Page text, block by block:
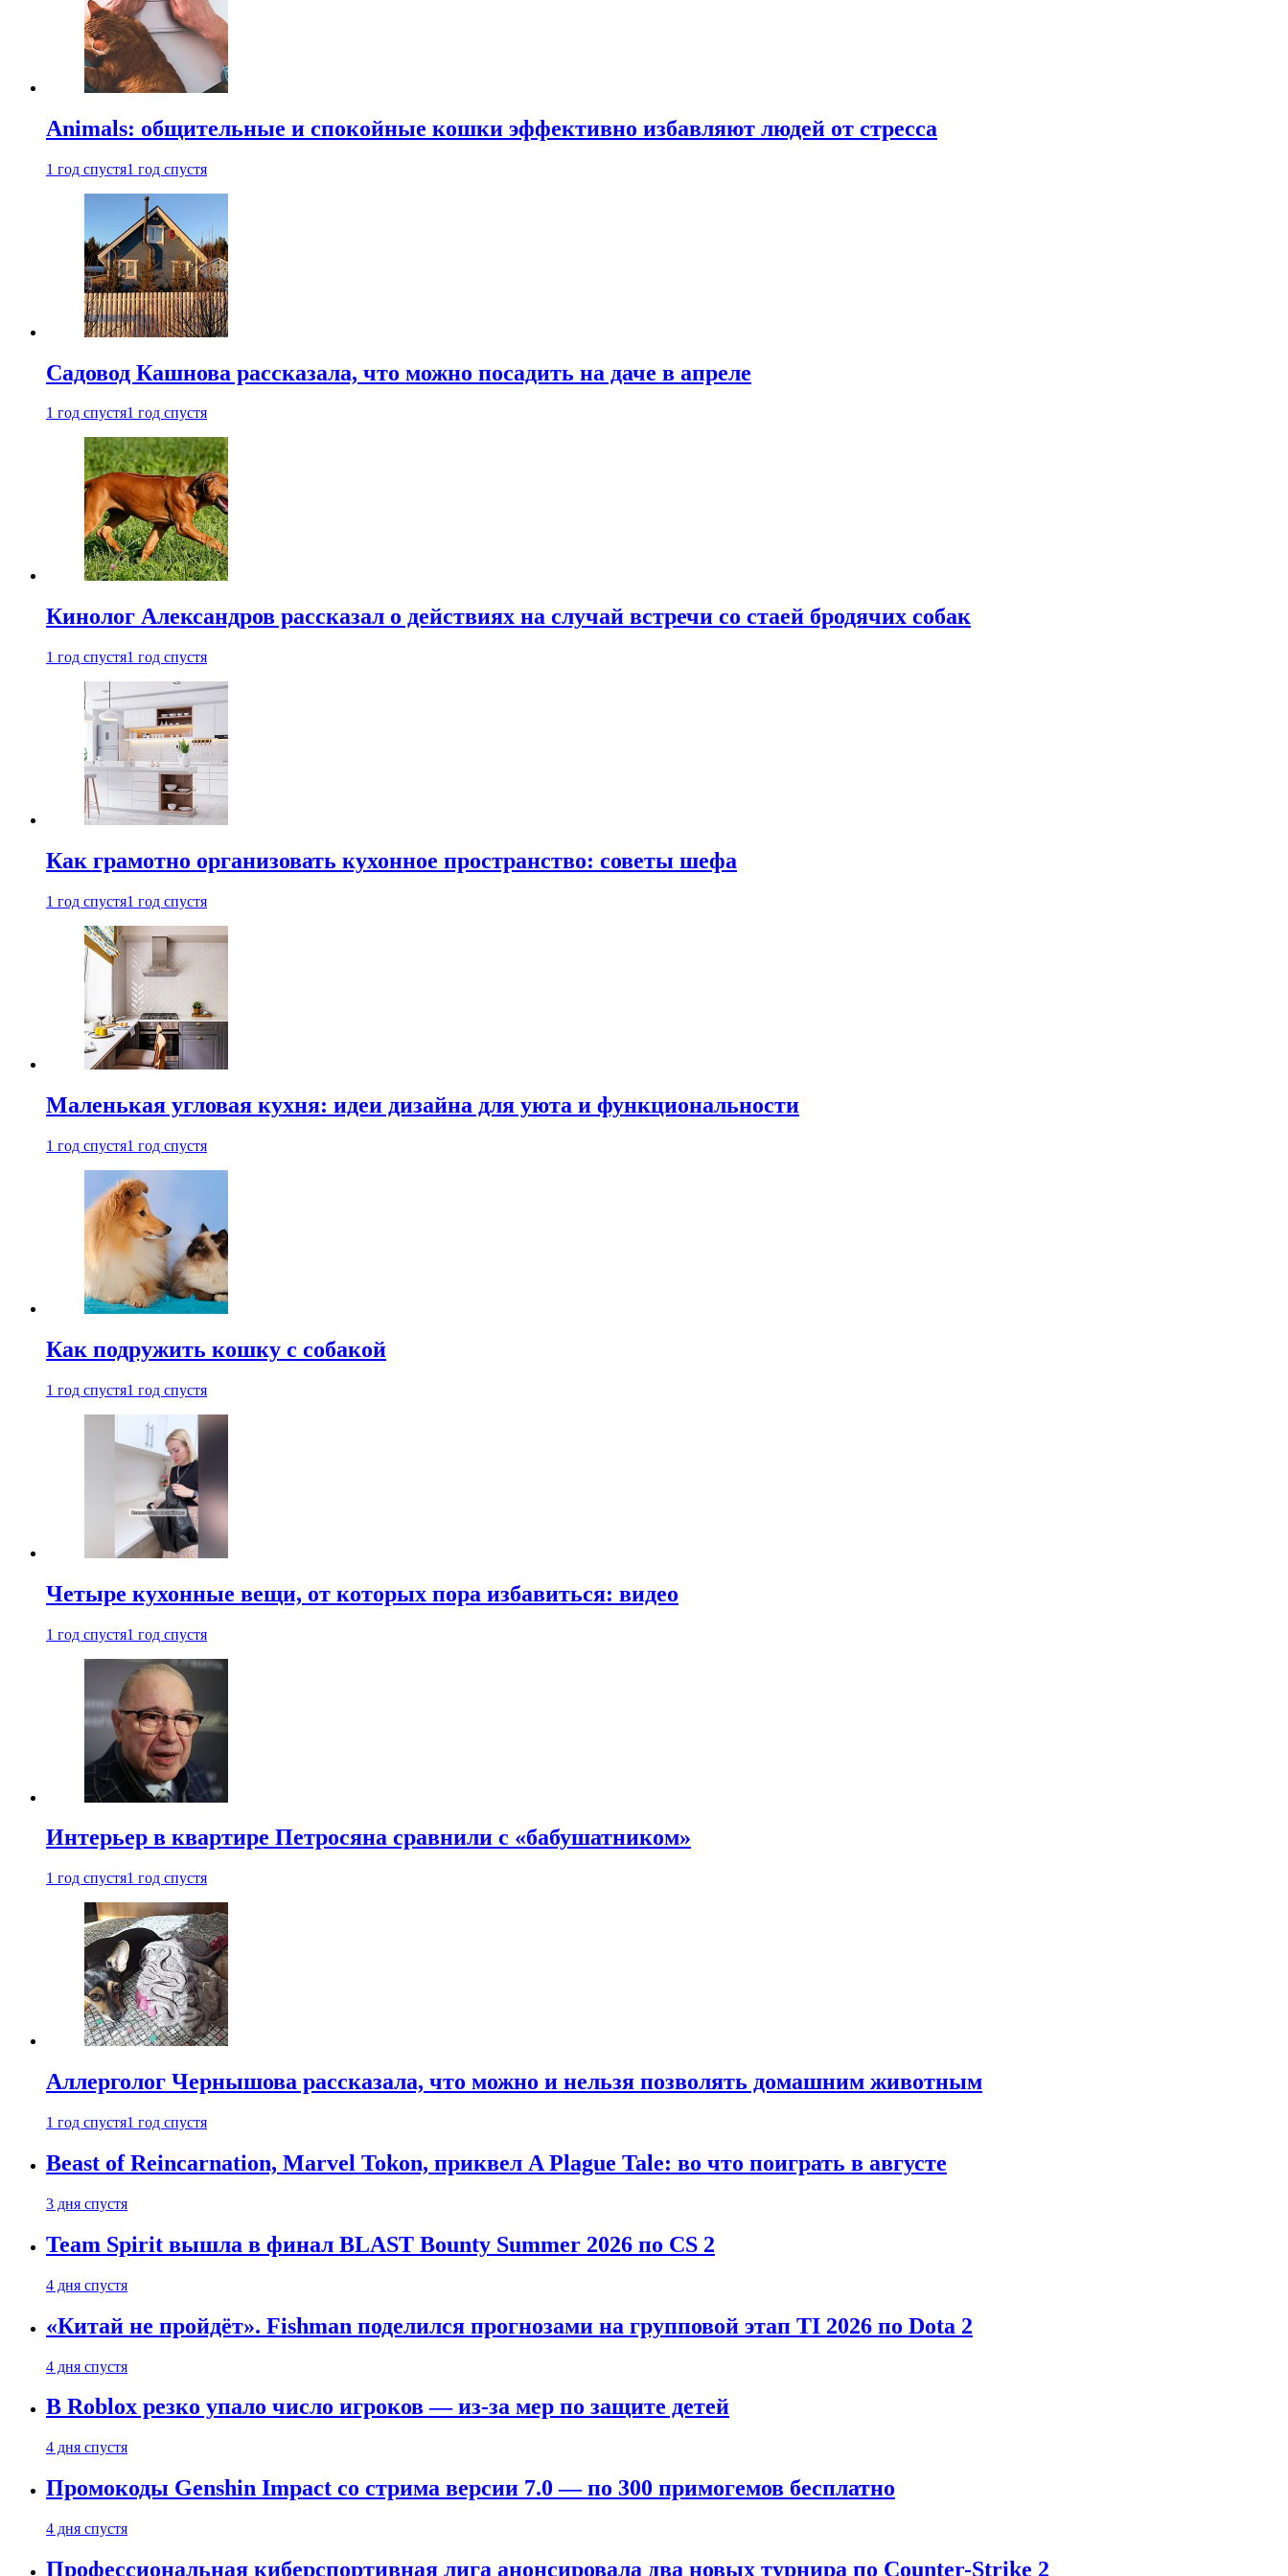
Animals: общительные и спокойные кошки эффективно избавляют людей от стресса
1 год спустя1 год спустя
Садовод Кашнова рассказала, что можно посадить на даче в апреле
1 год спустя1 год спустя
Кинолог Александров рассказал о действиях на случай встречи со стаей бродячих собак
1 год спустя1 год спустя
Как грамотно организовать кухонное пространство: советы шефа
1 год спустя1 год спустя
Маленькая угловая кухня: идеи дизайна для уюта и функциональности
1 год спустя1 год спустя
Как подружить кошку с собакой
1 год спустя1 год спустя
Четыре кухонные вещи, от которых пора избавиться: видео
1 год спустя1 год спустя
Интерьер в квартире Петросяна сравнили с «бабушатником»
1 год спустя1 год спустя
Аллерголог Чернышова рассказала, что можно и нельзя позволять домашним животным
1 год спустя1 год спустя
Beast of Reincarnation, Marvel Tokon, приквел A Plague Tale: во что поиграть в августе
3 дня спустя
Team Spirit вышла в финал BLAST Bounty Summer 2026 по CS 2
4 дня спустя
«Китай не пройдёт». Fishman поделился прогнозами на групповой этап TI 2026 по Dota 2
4 дня спустя
В Roblox резко упало число игроков — из-за мер по защите детей
4 дня спустя
Промокоды Genshin Impact со стрима версии 7.0 — по 300 примогемов бесплатно
4 дня спустя
Профессиональная киберспортивная лига анонсировала два новых турнира по Counter-Strike 2